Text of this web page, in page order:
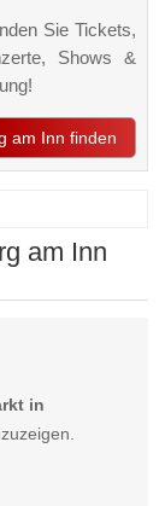
Sie Tickets,
Shows &
am Inn finden
am Inn
in